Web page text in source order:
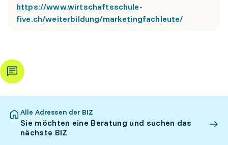
https://www.wirtschaftsschule-
five.ch/weiterbildung/marketingfachleute/
Alle Adressen der BIZ
Sie möchten eine Beratung und suchen das
nächste BIZ